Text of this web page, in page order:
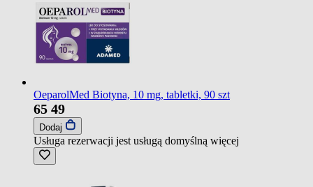
OeparolMed Biotyna, 10 mg, tabletki, 90 szt
65 49
Dodaj
Usługa rezerwacji jest usługą domyślną więcej